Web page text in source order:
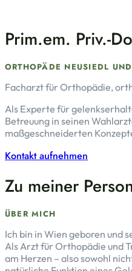
Prim.em. Priv.-
ORTHOPÄDE NEUSIEDL
Facharzt für Orthopädie,
Als Experte für
Betreuung in seinen
maßgeschneiderten
Kontakt aufnehmen
Zu meiner
ÜBER MICH
Ich bin in Wien geboren und
Als Arzt für Orthopädie und
am Herzen – also sowohl